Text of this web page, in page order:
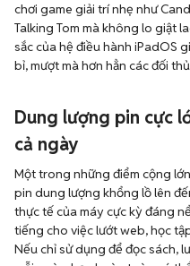
chơi game giải trí nhẹ như
Talking Tom mà không lo giật
sắc của hệ điều hành iPadOS
bỉ, mượt mà hơn hẳn các đối
Dung lượng pin cực
cả ngày
Một trong những điểm cộng
pin dung lượng khổng lồ lên
thực tế của máy cực kỳ đáng
tiếng cho việc lướt web, học
Nếu chỉ sử dụng để đọc sách,